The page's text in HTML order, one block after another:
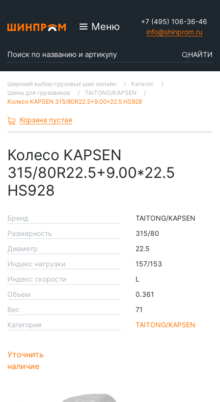
Меню
+7 (495) 106-36-46
info@shinprom.ru
НАЙТИ
Широкий выбор грузовых шин онлайн
Каталог
Шины для грузовиков
TAITONG/KAPSEN
Колесо KAPSEN 315/80R22.5+9.00*22.5 HS928
Корзина пустая
Колесо KAPSEN
315/80R22.5+9.00*22.5
HS928
Бренд
TAITONG/KAPSEN
Размерность
315/80
Диаметр
22.5
Индекс нагрузки
157/153
Индекс скорости
L
Объем
0.361
Вес
71
Категория
TAITONG/KAPSEN
Уточнить
наличие